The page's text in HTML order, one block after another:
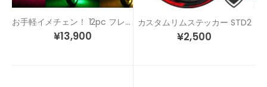
お手軽イメチェン！ 12pc フレキシブル拡散防水LED ワイヤレスリモコン付き
¥13,900
カスタムリムステッカー STD2
¥2,500